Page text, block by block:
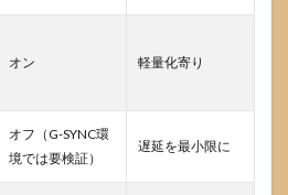
オン 軽量化寄り
オフ（G-SYNC環
境では要検証）
遅延を最小限に